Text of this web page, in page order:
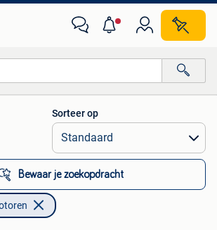
Alle afstanden…
Sorteer op
Bewaar je zoekopdracht